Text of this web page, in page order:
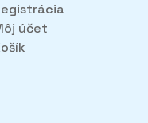
účet